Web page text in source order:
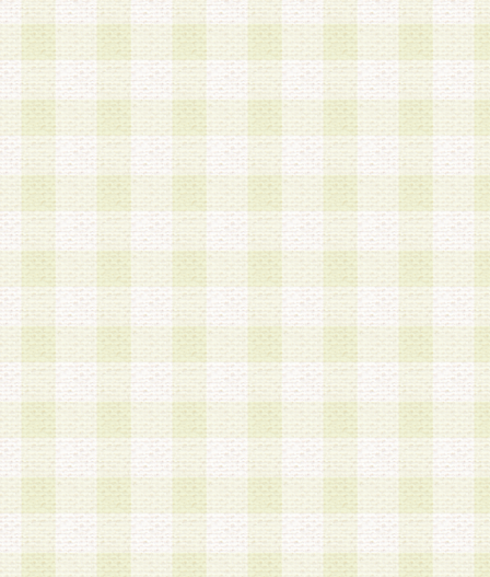
1.会員は、会員登録後、本サイト内にて本サービ
加する際には、前条に基づき当社から付与された
スワードを使用するものとします。
2.登録の際に当社が付与したログインIDおよびパ
の使用に関しては、全て会員本人がその責任を負
3.会員は、当社から付与されたログインIDおよび
貸与、名義変更、売買その他形態を問わず第三者
ならないものとします。
4.当社は、会員によるログインIDおよびパスワー
盗用など第三者の利用に伴う損害の発生について
き事由の有無、その他原因の如何を問わず、一切
のとします。
第5条 会員の登録情報
1.当社は、会員の登録情報に含まれる氏名・住所
アドレス等会員個人を識別できる情報を当社が別
シーポリシー
」に基づき適切に取り扱うものとし
は、当該個人情報を以下の各号に定める目的に利
す。なお、これら事項以外の目的で個人情報を利